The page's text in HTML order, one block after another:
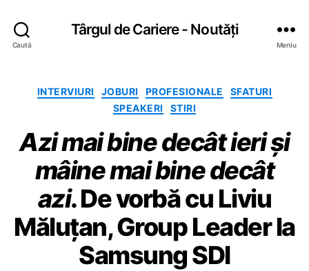
Caută
Târgul de Cariere - Noutăți
Meniu
C
a
t
e
g
o
r
i
INTERVIURI JOBURI PROFESIONALE
SFATURI
SPEAKERI
STIRI
Azi mai bine decât ieri și
mâine mai bine decât
azi. De vorbă cu Liviu
Măluțan, Group Leader la
Samsung SDI